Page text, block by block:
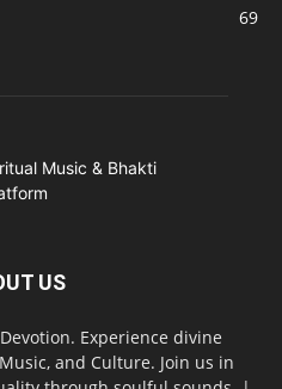
69
US
Experience divine
and Culture. Join us in